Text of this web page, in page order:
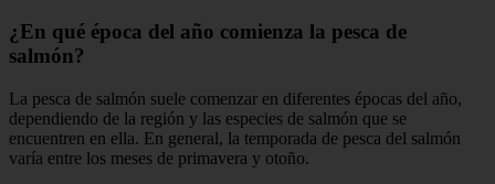
¿En qué época del año comienza la pesca de
salmón?
La pesca de salmón suele comenzar en diferentes épocas del año,
dependiendo de la región y las especies de salmón que se
encuentren en ella. En general, la temporada de pesca del salmón
varía entre los meses de primavera y otoño.